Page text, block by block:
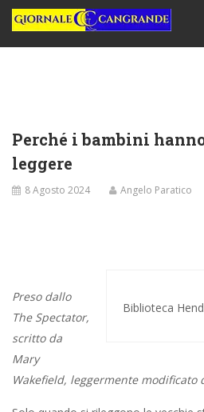
Perché i bambini
leggere
8 Agosto 2024 Angelo Paratico
Biblioteca
Preso dallo
The Spectator,
scritto da
Mary
Wakefield, leggermente